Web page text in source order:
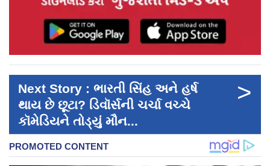
Next Story : ભારતી સિંહ અને હર્ષ
થાય છે છૂટા? ડિવૉર્સની ચર્ચા વચ્ચે
કૉમેડિયને તોડ્યું મૌન...
>